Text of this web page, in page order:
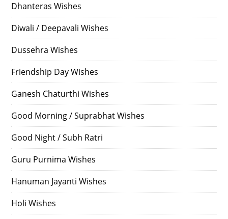
Dhanteras Wishes
Diwali / Deepavali Wishes
Dussehra Wishes
Friendship Day Wishes
Ganesh Chaturthi Wishes
Good Morning / Suprabhat Wishes
Good Night / Subh Ratri
Guru Purnima Wishes
Hanuman Jayanti Wishes
Holi Wishes